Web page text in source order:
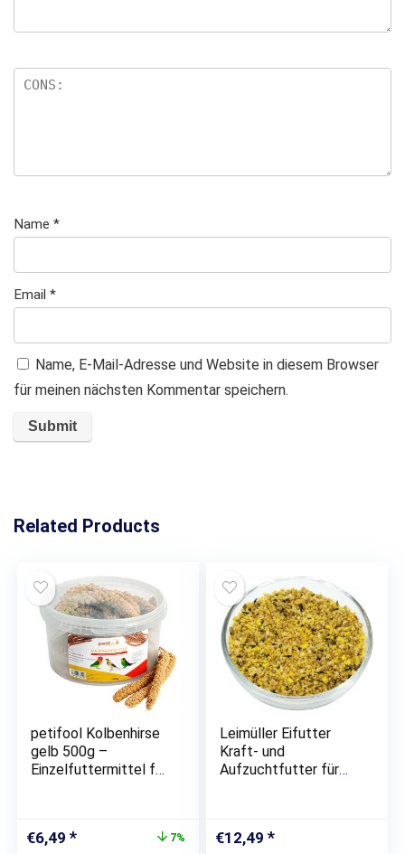
Name *
Email *
Name, E-Mail-Adresse und Website in diesem Browser
für meinen nächsten Kommentar speichern.
Related Products
petifool Kolbenhirse
gelb 500g –
Einzelfuttermittel für
Ursprünglicher
€6,49
Aktueller
7%
Leimüller Eifutter
Kraft- und
Aufzuchtfutter für
€12,49